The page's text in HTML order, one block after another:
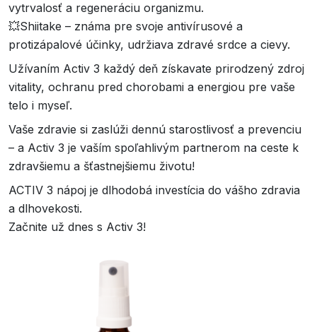
vytrvalosť a regeneráciu organizmu.
💥Shiitake – známa pre svoje antivírusové a
protizápalové účinky, udržiava zdravé srdce a cievy.
Užívaním Activ 3 každý deň získavate prirodzený zdroj
vitality, ochranu pred chorobami a energiou pre vaše
telo i myseľ.
Vaše zdravie si zaslúži dennú starostlivosť a prevenciu
– a Activ 3 je vaším spoľahlivým partnerom na ceste k
zdravšiemu a šťastnejšiemu životu!
ACTIV 3 nápoj je dlhodobá investícia do vášho zdravia
a dlhovekosti.
Začnite už dnes s Activ 3!